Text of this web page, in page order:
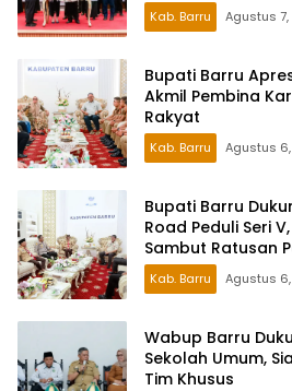
Kab. Barru Agustus
Bupati Barru
Akmil Pembina
Rakyat
Kab. Barru Agustus
Bupati Barru
Road Peduli Seri
Sambut Ratusan
Kab. Barru Agustus
Wabup Barru
Sekolah Umum,
Tim Khusus